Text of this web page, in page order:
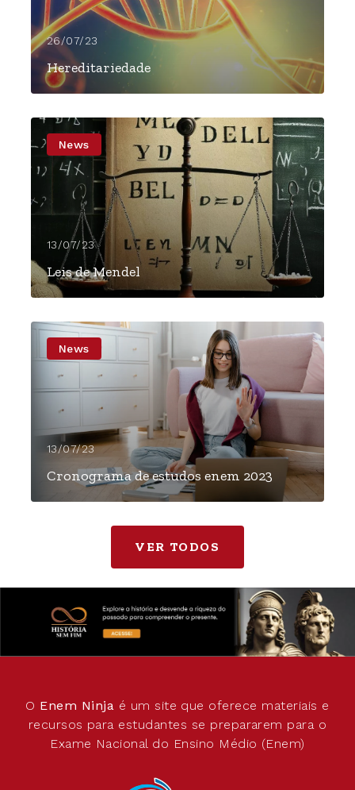
26/07/23
Hereditariedade
News
13/07/23
Leis de Mendel
News
13/07/23
Cronograma de estudos enem 2023
VER TODOS
O Enem Ninja é um site que oferece materiais e
recursos para estudantes se prepararem para o
Exame Nacional do Ensino Médio (Enem)